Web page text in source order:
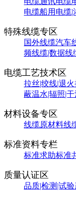
电缆船用电缆|
特殊线缆专区
国外线缆汽车
频线缆|数据线
电缆工艺技术区
拉丝|绞线|退火
蔽温水|辐照|
材料设备专区
线缆原材料线
标准资料专栏
标准求助标准
质量认证区
品质|检测|试验